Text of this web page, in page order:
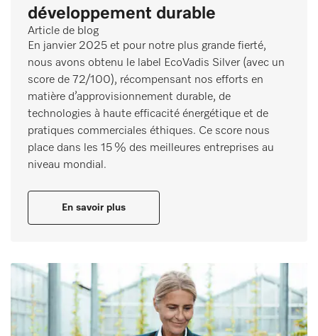
développement durable
Article de blog
En janvier 2025 et pour notre plus grande fierté,
nous avons obtenu le label EcoVadis Silver (avec un
score de 72/100), récompensant nos efforts en
matière d’approvisionnement durable, de
technologies à haute efficacité énergétique et de
pratiques commerciales éthiques. Ce score nous
place dans les 15 % des meilleures entreprises au
niveau mondial.
En savoir plus